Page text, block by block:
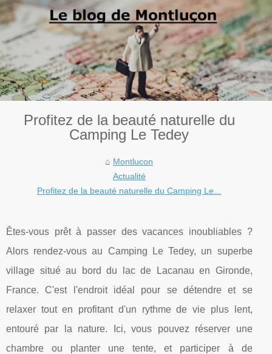
Profitez de la beauté naturelle du
Camping Le Tedey
Montlucon
Actualité
Profitez de la beauté naturelle du Camping Le...
Êtes-vous prêt à passer des vacances inoubliables ?
Alors rendez-vous au Camping Le Tedey, un superbe
village situé au bord du lac de Lacanau en Gironde,
France. C'est l'endroit idéal pour se détendre et se
relaxer tout en profitant d'un rythme de vie plus lent,
entouré par la nature. Ici, vous pouvez réserver une
chambre ou planter une tente, et participer à de